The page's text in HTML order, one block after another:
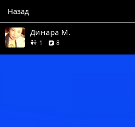
Назад
Динара М.
1 друг 8отзывов